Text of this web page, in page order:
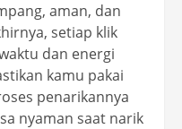
aman, dan
setiap klik
dan energi
kamu pakai
penarikannya
nyaman saat narik